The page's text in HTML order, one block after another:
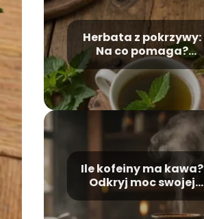
Herbata z pokrzywy:
Na co pomaga?
Korzyści zdrowotne
Ile kofeiny ma kawa?
Odkryj moc swojej